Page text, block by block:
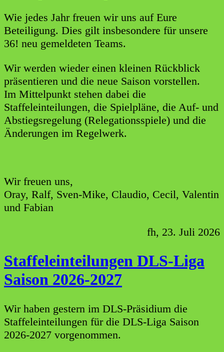
Wie jedes Jahr freuen wir uns auf Eure
Beteiligung. Dies gilt insbesondere für unsere
36! neu gemeldeten Teams.
Wir werden wieder einen kleinen Rückblick
präsentieren und die neue Saison vorstellen.
Im Mittelpunkt stehen dabei die
Staffeleinteilungen, die Spielpläne, die Auf- und
Abstiegsregelung (Relegationsspiele) und die
Änderungen im Regelwerk.
Wir freuen uns,
Oray, Ralf, Sven-Mike, Claudio, Cecil, Valentin
und Fabian
fh, 23. Juli 2026
Staffeleinteilungen DLS-Liga
Saison 2026-2027
Wir haben gestern im DLS-Präsidium die
Staffeleinteilungen für die DLS-Liga Saison
2026-2027 vorgenommen.